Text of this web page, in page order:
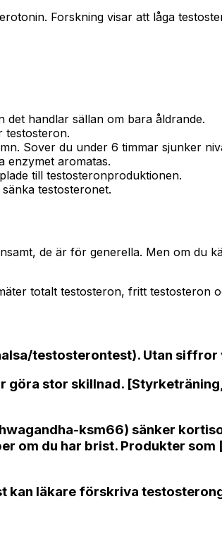
Forskning visar att låga
handlar sällan om bara åldrande.
testosteron.
Sover du under 6 timmar sjunker
enzymet aromatas.
till testosteronproduktionen.
testosteronet.
de är för generella. Men om du
totalt testosteron, fritt testosteron
testosterontest). Utan siffror
göra stor skillnad.
ksm66) sänker
om du har brist. Produkter
läkare förskriva